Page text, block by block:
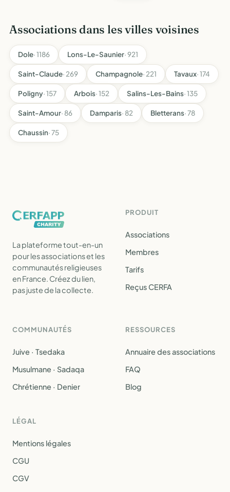
Associations dans les villes voisines
Dole· 1186 Lons-Le-Saunier· 921
Saint-Claude· 269 Champagnole· 221 Tavaux· 174
Poligny· 157 Arbois· 152 Salins-Les-Bains· 135
Saint-Amour· 86 Damparis· 82 Bletterans· 78
Chaussin· 75
La plateforme tout-en-un
pour les associations et les
communautés religieuses
en France. Créez du lien,
pas juste de la collecte.
PRODUIT
Associations
Membres
Tarifs
Reçus CERFA
COMMUNAUTÉS
Juive · Tsedaka
Musulmane · Sadaqa
Chrétienne · Denier
RESSOURCES
Annuaire des associations
FAQ
Blog
LÉGAL
Mentions légales
CGU
CGV